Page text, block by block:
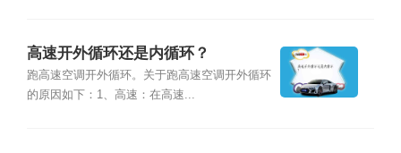
高速开外循环还是内循环？
跑高速空调开外循环。关于跑高速空调开外循环
的原因如下：1、高速：在高速...